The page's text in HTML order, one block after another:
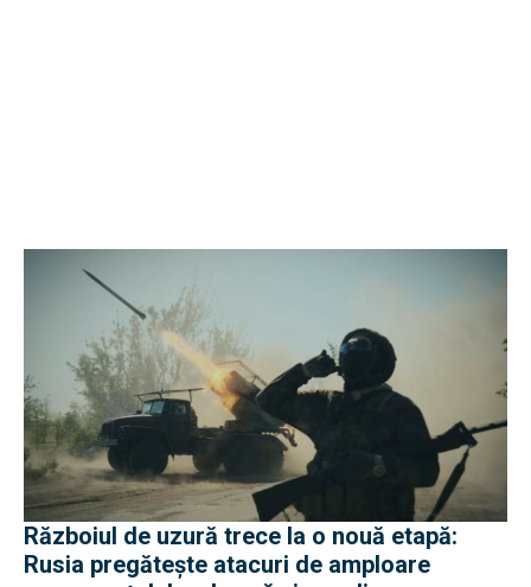
Războiul de uzură trece la o nouă etapă:
Rusia pregătește atacuri de amploare